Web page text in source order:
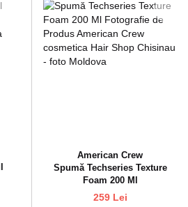
American Crew
Spumă Techseries Texture
Foam 200 Ml
259 Lei